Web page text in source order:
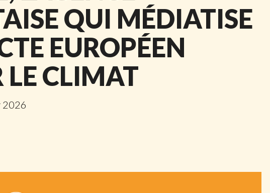
QUI MÉDIATISE
EUROPÉEN
LE CLIMAT
2026